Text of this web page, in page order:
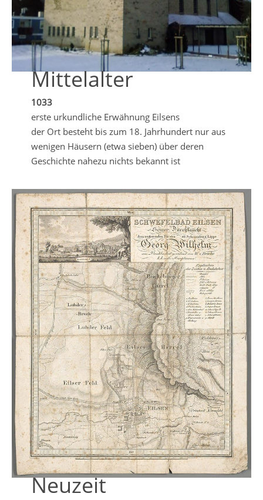
Mittelalter
1033
erste urkundliche Erwähnung Eilsens
der Ort besteht bis zum 18. Jahrhundert nur aus
wenigen Häusern (etwa sieben) über deren
Geschichte nahezu nichts bekannt ist
Neuzeit